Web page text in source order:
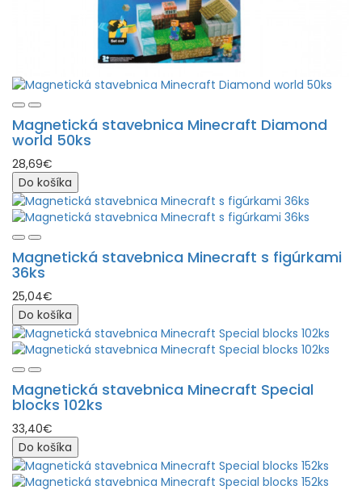
Magnetická stavebnica Minecraft Diamond
world 50ks
28,69€
Do košíka
Magnetická stavebnica Minecraft s figúrkami
36ks
25,04€
Do košíka
Magnetická stavebnica Minecraft Special
blocks 102ks
33,40€
Do košíka